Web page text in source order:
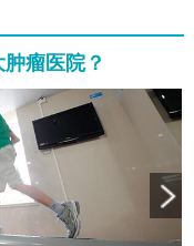
瘤医院？